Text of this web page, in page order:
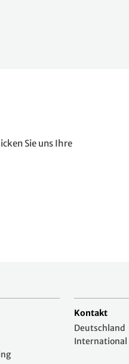
Sie uns Ihre
Kontakt
Deutschland
International